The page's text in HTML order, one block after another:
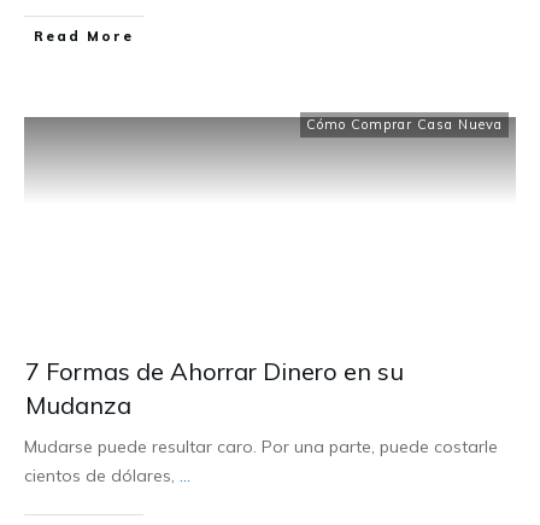
Read More
Cómo Comprar Casa Nueva
7 Formas de Ahorrar Dinero en su
Mudanza
Mudarse puede resultar caro. Por una parte, puede costarle
cientos de dólares, ...